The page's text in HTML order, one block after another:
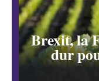
Brexit, la
dur